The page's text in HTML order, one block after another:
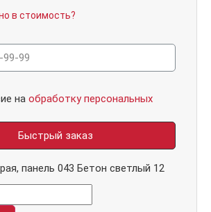
в стоимость?
на обработку персональных
Быстрый заказ
панель 043 Бетон светлый 12